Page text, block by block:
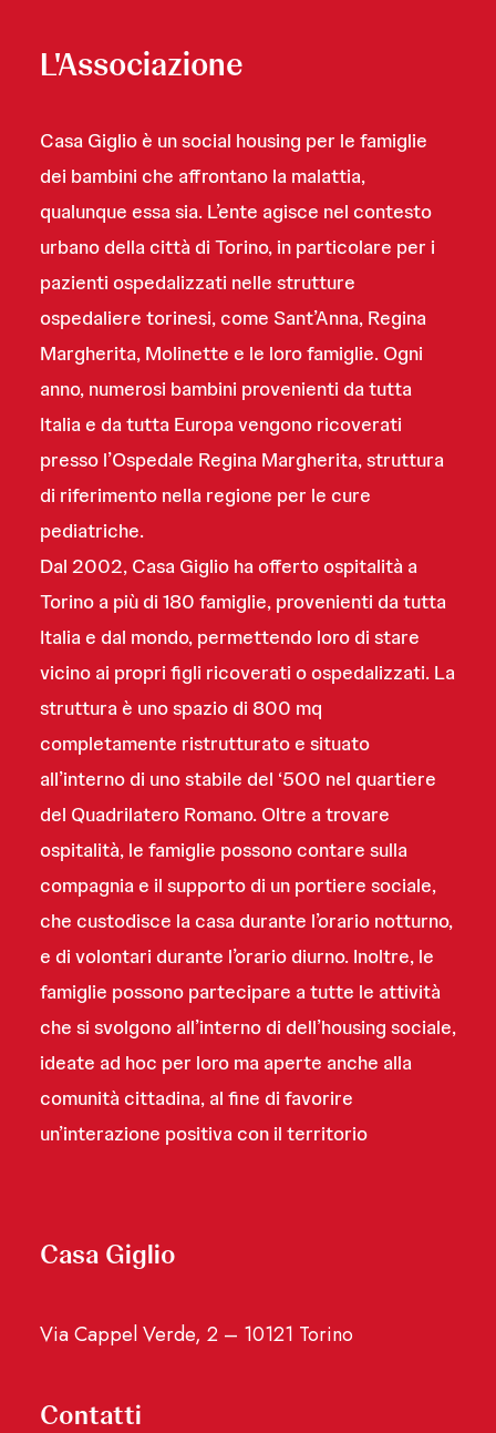
L'Associazione
Casa Giglio è un social housing per le famiglie
dei bambini che affrontano la malattia,
qualunque essa sia. L’ente agisce nel contesto
urbano della città di Torino, in particolare per i
pazienti ospedalizzati nelle strutture
ospedaliere torinesi, come Sant’Anna, Regina
Margherita, Molinette e le loro famiglie. Ogni
anno, numerosi bambini provenienti da tutta
Italia e da tutta Europa vengono ricoverati
presso l’Ospedale Regina Margherita, struttura
di riferimento nella regione per le cure
pediatriche.
Dal 2002, Casa Giglio ha offerto ospitalità a
Torino a più di 180 famiglie, provenienti da tutta
Italia e dal mondo, permettendo loro di stare
vicino ai propri figli ricoverati o ospedalizzati. La
struttura è uno spazio di 800 mq
completamente ristrutturato e situato
all’interno di uno stabile del ‘500 nel quartiere
del Quadrilatero Romano. Oltre a trovare
ospitalità, le famiglie possono contare sulla
compagnia e il supporto di un portiere sociale,
che custodisce la casa durante l’orario notturno,
e di volontari durante l’orario diurno. Inoltre, le
famiglie possono partecipare a tutte le attività
che si svolgono all’interno di dell’housing sociale,
ideate ad hoc per loro ma aperte anche alla
comunità cittadina, al fine di favorire
un’interazione positiva con il territorio
Casa Giglio
Via Cappel Verde, 2 – 10121 Torino
Contatti